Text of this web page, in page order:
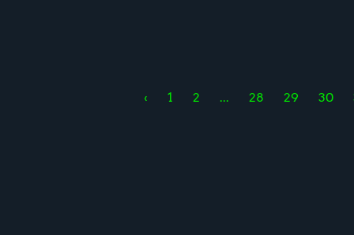
‹ 1 2 ... 28 29 30